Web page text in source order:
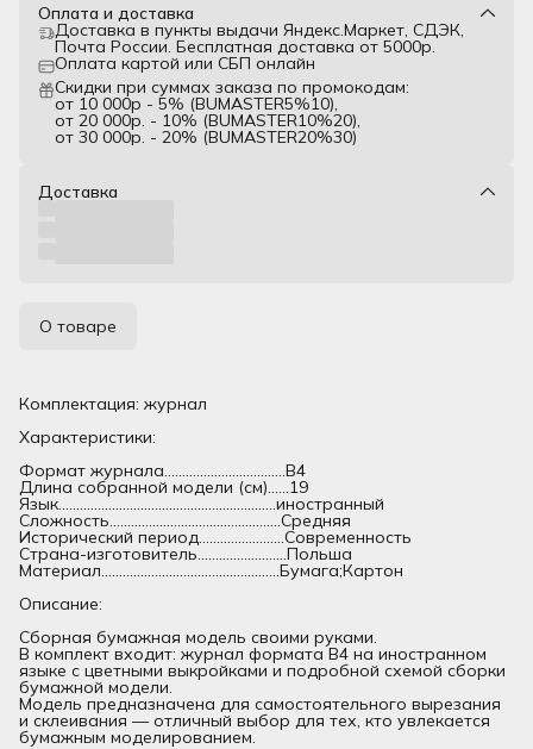
Оплата и доставка
Доставка в пункты выдачи Яндекс.Маркет, СДЭК,
Почта России. Бесплатная доставка от 5000р.
Оплата картой или СБП онлайн
Скидки при суммах заказа по промокодам:
от 10 000р - 5% (BUMASTER5%10),
от 20 000р. - 10% (BUMASTER10%20),
от 30 000р. - 20% (BUMASTER20%30)
Доставка
О товаре
Комплектация: журнал
Характеристики:
Формат журнала..................................В4
Длина собранной модели (см)......19
Язык.............................................................иностранный
Сложность................................................Средняя
Исторический период........................Современность
Страна-изготовитель.........................Польша
Материал..................................................Бумага;Картон
Описание:
Сборная бумажная модель своими руками.
В комплект входит: журнал формата В4 на иностранном
языке с цветными выкройками и подробной схемой сборки
бумажной модели.
Модель предназначена для самостоятельного вырезания
и склеивания — отличный выбор для тех, кто увлекается
бумажным моделированием.